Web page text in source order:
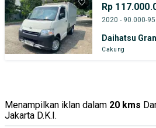
Rp
2020 - 90.000-
Daihatsu
Cakung
Menampilkan iklan dalam 20 kms
Jakarta D.K.I.